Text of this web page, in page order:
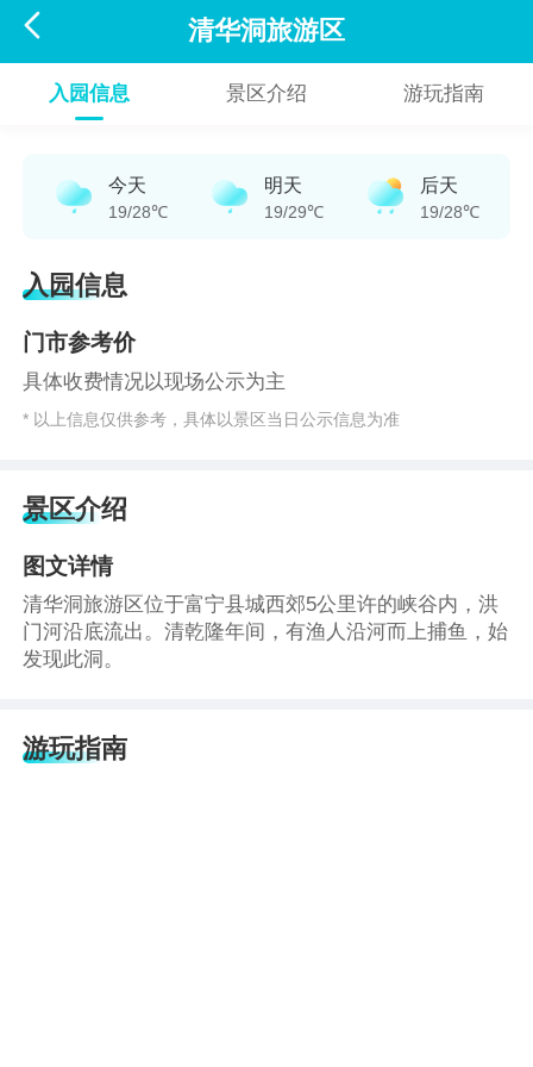
 清华洞旅游区
入园信息 景区介绍 游玩指南
今天
19/28℃
明天
19/29℃
后天
19/28℃
入园信息
门市参考价
具体收费情况以现场公示为主
* 以上信息仅供参考，具体以景区当日公示信息为准
景区介绍
图文详情
清华洞旅游区位于富宁县城西郊5公里许的峡谷内，洪
门河沿底流出。清乾隆年间，有渔人沿河而上捕鱼，始
发现此洞。
游玩指南